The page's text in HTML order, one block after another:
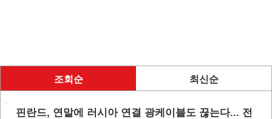
조회순 최신순
핀란드, 연말에 러시아 연결 광케이블도 끊는다... 전